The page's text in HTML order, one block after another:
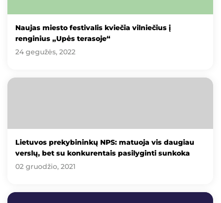
Naujas miesto festivalis kviečia vilniečius į
renginius „Upės terasoje“
24 gegužės, 2022
Lietuvos prekybininkų NPS: matuoja vis daugiau
verslų, bet su konkurentais pasilyginti sunkoka
02 gruodžio, 2021